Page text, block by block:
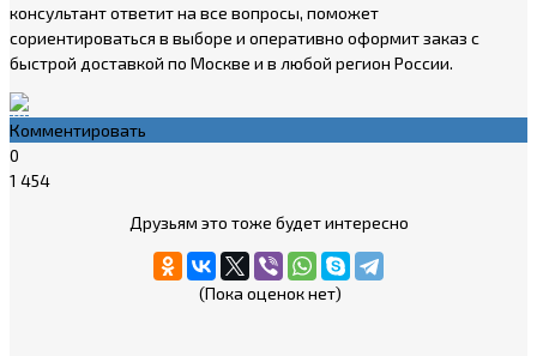
консультант ответит на все вопросы, поможет
сориентироваться в выборе и оперативно оформит заказ с
быстрой доставкой по Москве и в любой регион России.
Комментировать
0
1 454
Друзьям это тоже будет интересно
(Пока оценок нет)